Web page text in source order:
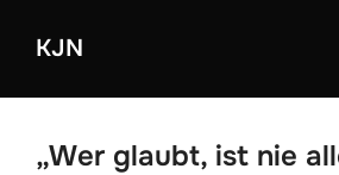
InhaltKJN
„Wer glaubt, ist nie